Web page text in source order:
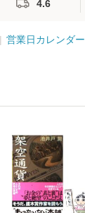
4.6
営業日カレンダー